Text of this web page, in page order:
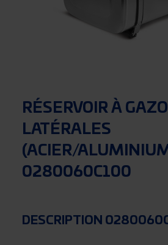
RÉSERVOIR À
LATÉRALES
(ACIER/
0280060C100
DESCRIPTION